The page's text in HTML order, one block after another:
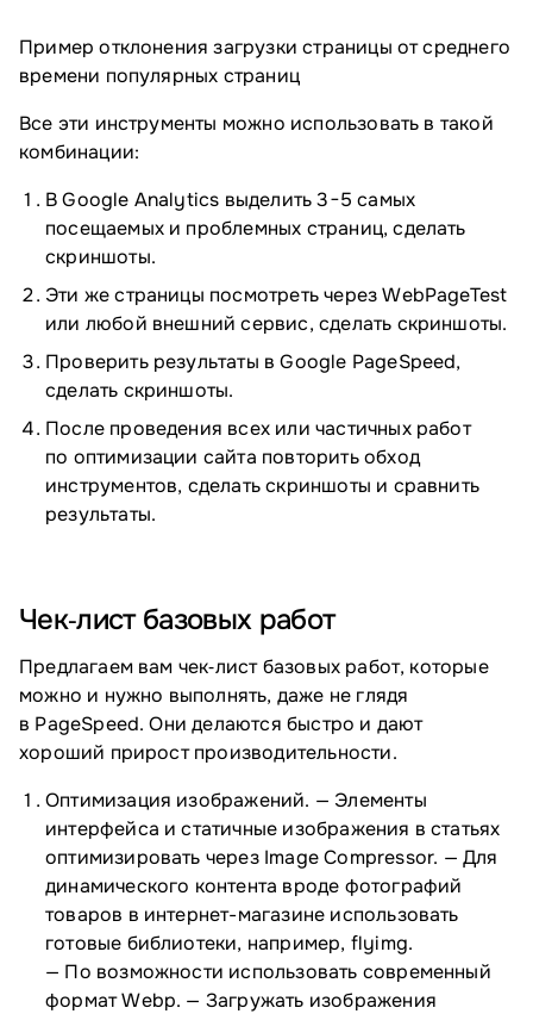
Пример отклонения загрузки страницы от среднего
времени популярных страниц
Все эти инструменты можно использовать в такой
комбинации:
В Google Analytics выделить 3−5 самых
посещаемых и проблемных страниц, сделать
скриншоты.
Эти же страницы посмотреть через WebPageTest
или любой внешний сервис, сделать скриншоты.
Проверить результаты в Google PageSpeed,
сделать скриншоты.
После проведения всех или частичных работ
по оптимизации сайта повторить обход
инструментов, сделать скриншоты и сравнить
результаты.
Чек‑лист базовых работ
Предлагаем вам чек‑лист базовых работ, которые
можно и нужно выполнять, даже не глядя
в PageSpeed. Они делаются быстро и дают
хороший прирост производительности.
Оптимизация изображений. — Элементы
интерфейса и статичные изображения в статьях
оптимизировать через Image Compressor. — Для
динамического контента вроде фотографий
товаров в интернет-магазине использовать
готовые библиотеки, например, flyimg.
— По возможности использовать современный
формат Webp. — Загружать изображения